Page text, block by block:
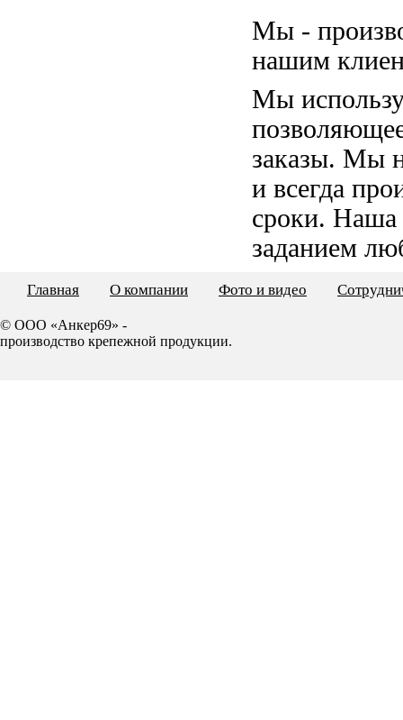
Мы -
нашим
Мы
заказы. Мы
и всегда
сроки. Наша
заданием
Главная О компании Фото и видео
© ООО «Анкер69» -
производство крепежной продукции.